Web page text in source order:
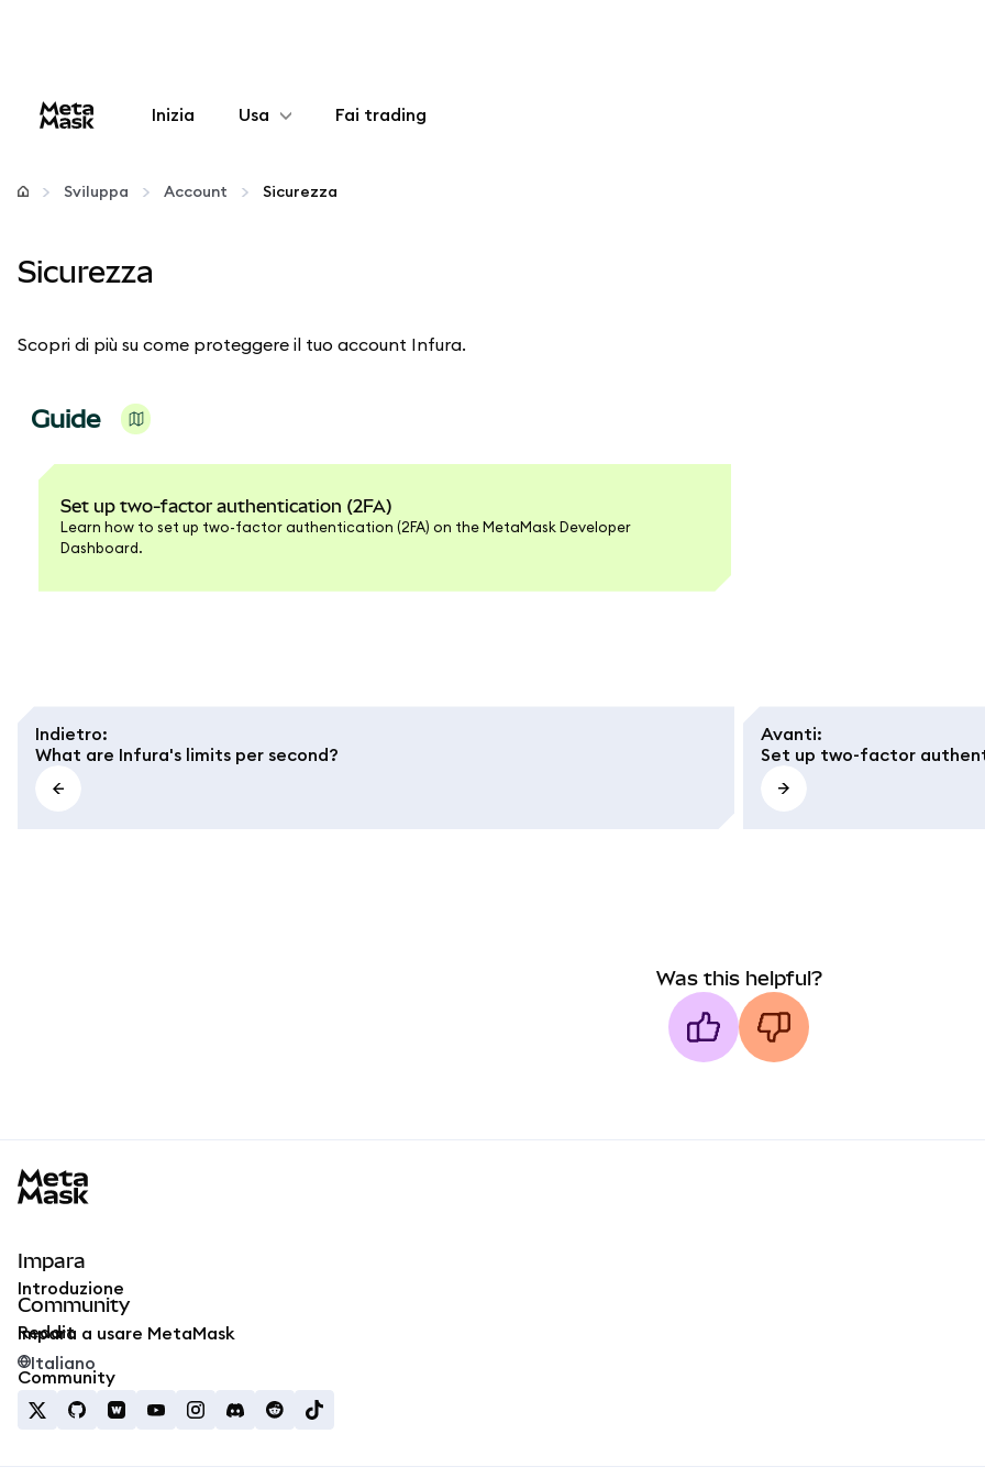
Inizia Usa
Configura
Stai al sicuro
Fai trading
Sviluppa Account Sicurezza
Sicurezza
Scopri di più su come proteggere il tuo account Infura.
Guide
Set up two-factor authentication (2FA)
Learn how to set up two-factor authentication (2FA) on the MetaMask Developer
Dashboard.
Indietro:
What are Infura's limits per second?
Avanti:
Set up two-factor
Was this helpful?
Impara
Introduzione
Impara a usare MetaMask
Community
Reddit
Community
Italiano